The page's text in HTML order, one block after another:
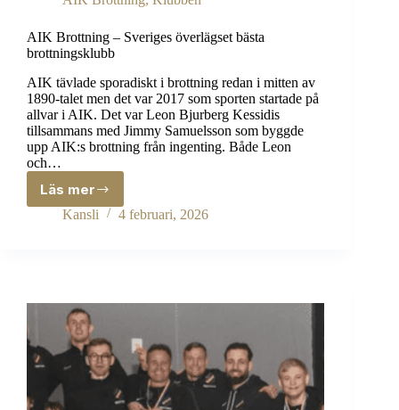
AIK Brottning – Sveriges överlägset bästa
brottningsklubb
AIK tävlade sporadiskt i brottning redan i mitten av
1890-talet men det var 2017 som sporten startade på
allvar i AIK. Det var Leon Bjurberg Kessidis
tillsammans med Jimmy Samuelsson som byggde
upp AIK:s brottning från ingenting. Både Leon
och…
Läs mer
AIK
Brottning
Kansli 4 februari, 2026